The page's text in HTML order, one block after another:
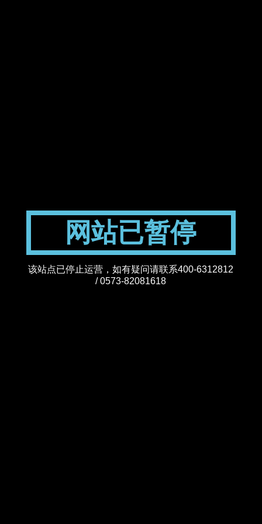
网站已暂停
该站点已停止运营，如有疑问请联系400-6312812
/ 0573-82081618